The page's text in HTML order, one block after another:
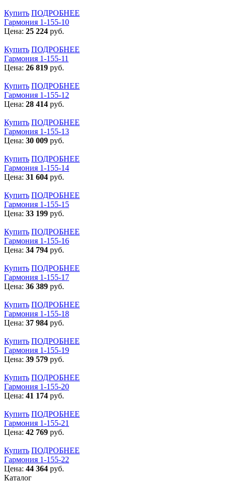
Купить ПОДРОБНЕЕ
Гармония 1-155-10
Цена: 25 224 руб.
Купить ПОДРОБНЕЕ
Гармония 1-155-11
Цена: 26 819 руб.
Купить ПОДРОБНЕЕ
Гармония 1-155-12
Цена: 28 414 руб.
Купить ПОДРОБНЕЕ
Гармония 1-155-13
Цена: 30 009 руб.
Купить ПОДРОБНЕЕ
Гармония 1-155-14
Цена: 31 604 руб.
Купить ПОДРОБНЕЕ
Гармония 1-155-15
Цена: 33 199 руб.
Купить ПОДРОБНЕЕ
Гармония 1-155-16
Цена: 34 794 руб.
Купить ПОДРОБНЕЕ
Гармония 1-155-17
Цена: 36 389 руб.
Купить ПОДРОБНЕЕ
Гармония 1-155-18
Цена: 37 984 руб.
Купить ПОДРОБНЕЕ
Гармония 1-155-19
Цена: 39 579 руб.
Купить ПОДРОБНЕЕ
Гармония 1-155-20
Цена: 41 174 руб.
Купить ПОДРОБНЕЕ
Гармония 1-155-21
Цена: 42 769 руб.
Купить ПОДРОБНЕЕ
Гармония 1-155-22
Цена: 44 364 руб.
Каталог